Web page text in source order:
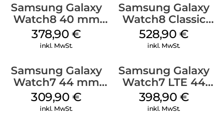
Samsung Galaxy
Watch8 40 mm
Silver
378,90€
inkl. MwSt.
Samsung Galaxy
Watch8 Classic
Black
528,90€
inkl. MwSt.
Samsung Galaxy
Watch7 44 mm
Silver
309,90€
inkl. MwSt.
Samsung Galaxy
Watch7 LTE 44
mm Silver
398,90 €
inkl. MwSt.